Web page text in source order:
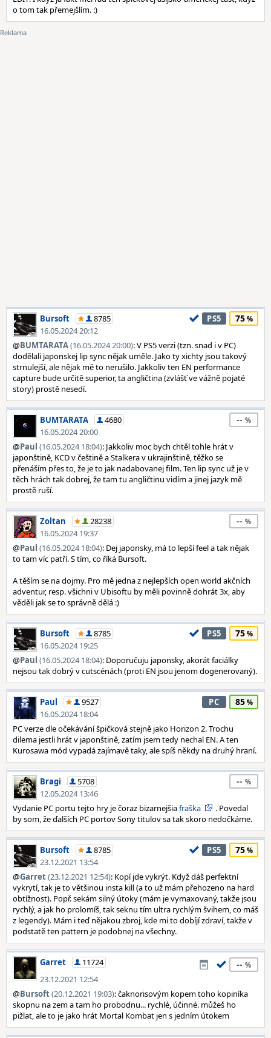
o tom tak přemejšlím. :)
Bursoft
8785
16.05.2024 20:12
PS5 75
@BUMTARATA(16.05.2024 20:00): V PS5 verzi (tzn. snad i v PC)
dodělali japonskej lip sync nějak uměle. Jako ty xichty jsou takový
strnulejší, ale nějak mě to nerušilo. Jakkoliv ten EN performance
capture bude určitě superior, ta angličtina (zvlášť ve vážně pojaté
story) prostě nesedí.
BUMTARATA
4680
16.05.2024 20:00
--
@Paul (16.05.2024 18:04): Jakkoliv moc bych chtěl tohle hrát v
japonštině, KCD v češtině a Stalkera v ukrajinštině, těžko se
přenáším přes to, že je to jak nadabovanej film. Ten lip sync už je v
těch hrách tak dobrej, že tam tu angličtinu vidím a jinej jazyk mě
prostě ruší.
Zoltan
28238
16.05.2024 19:37
--
@Paul (16.05.2024 18:04): Dej japonsky, má to lepší feel a tak nějak
to tam víc patří. S tím, co říká Bursoft.
A těším se na dojmy. Pro mě jedna z nejlepších open world akčních
adventur, resp. všichni v Ubisoftu by měli povinně dohrát 3x, aby
věděli jak se to správně dělá :)
Bursoft
8785
16.05.2024 19:25
PS5 75
@Paul (16.05.2024 18:04): Doporučuju japonsky, akorát faciálky
nejsou tak dobrý v cutscénách (proti EN jsou jenom dogenerovaný).
Paul
9527
16.05.2024 18:04
PC 85
PC verze dle očekávání špičková stejně jako Horizon 2. Trochu
dilema jestli hrát v japonštině, zatím jsem tedy nechal EN. A ten
Kurosawa mód vypadá zajímavě taky, ale spíš někdy na druhý hraní.
Bragi
5708
12.05.2024 13:46
--
Vydanie PC portu tejto hry je čoraz bizarnejšiafraška
. Povedal
by som, že ďalších PC portov Sony titulov sa tak skoro nedočkáme.
Bursoft
8785
23.12.2021 13:54
PS5 75
@Garret(23.12.2021 12:54): Kopí jde vykrýt. Když dáš perfektní
vykrytí, tak je to většinou insta kill (a to už mám přehozeno na hard
obtížnost). Popř. sekám silný útoky (mám je vymaxovaný, takže jsou
rychlý, a jak ho prolomíš, tak seknu tím ultra rychlým švihem, co máš
z legendy). Mám i teď nějakou zbroj, kde mi to dobíjí zdraví, takže v
podstatě ten pattern je podobnej na všechny.
Garret
11724
23.12.2021 12:54
--
@Bursoft(20.12.2021 19:03): čaknorisovým kopem toho kopiníka
skopnu na zem a tam ho probodnu... rychlé, účinné. můžeš ho
pižlat, ale to je jako hrát Mortal Kombat jen s jedním útokem